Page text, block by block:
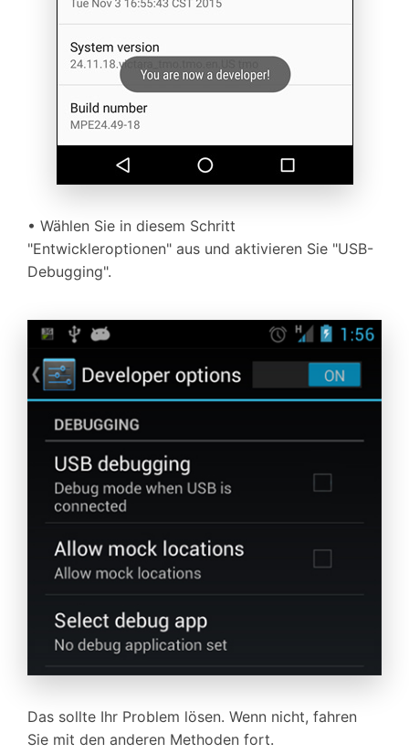
• Wählen Sie in diesem Schritt
"Entwickleroptionen" aus und aktivieren Sie "USB-
Debugging".
Das sollte Ihr Problem lösen. Wenn nicht, fahren
Sie mit den anderen Methoden fort.